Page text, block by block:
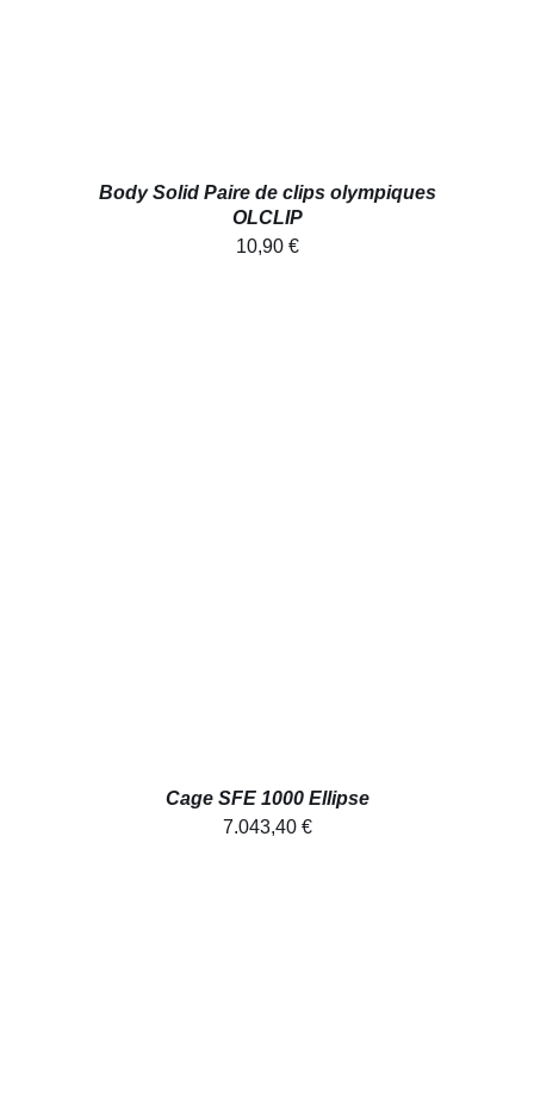
Body Solid Paire de clips olympiques
OLCLIP
10,90 €
Cage SFE 1000 Ellipse
7.043,40 €